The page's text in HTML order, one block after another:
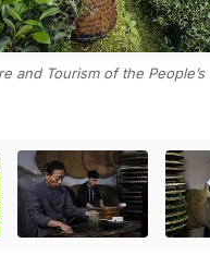
and Tourism of the People’s